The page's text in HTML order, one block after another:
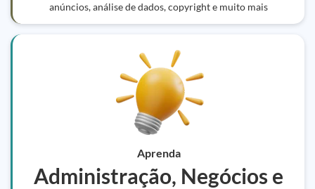
anúncios, análise de dados, copyright e muito mais
Aprenda
Administração, Negócios e